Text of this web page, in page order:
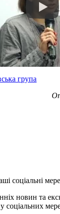
група
соціальні
новин та
соціальних